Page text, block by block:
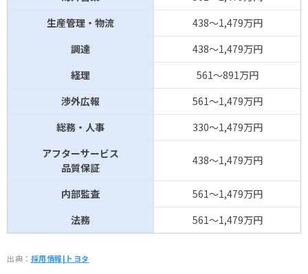
生産管理・物流
438～1,479万円
調達
438～1,479万円
経理
561～891万円
渉外広報
561～1,479万円
総務・人事
330～1,479万円
アフターサービス
品質保証
438～1,479万円
内部監査
561～1,479万円
法務
561～1,479万円
出典： 採用情報|トヨタ